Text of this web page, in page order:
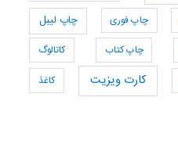
چاپ فوری چاپ لیبل
چاپ کتاب
کاتالوگ
کارت ویزیت کاغذ